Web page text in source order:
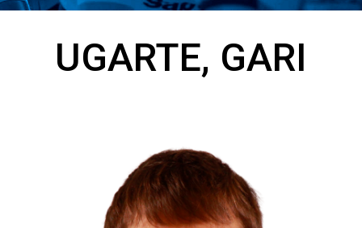
UGARTE, GARI